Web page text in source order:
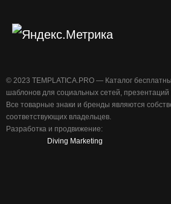
©️ 2023 TEMPLATICA.PRO — Каталог
шаблонов для социальных сетей,
Все товарные знаки и бренды являются
соответствующих владельцев.
Разработка и продвижение:
Diving Marketing